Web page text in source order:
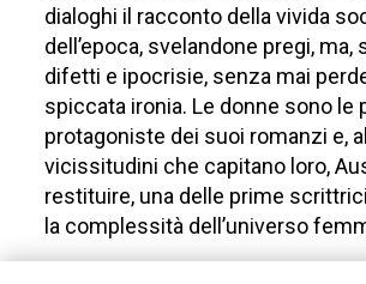
dialoghi il racconto della vivida
dell’epoca, svelandone pregi, ma,
difetti e ipocrisie, senza mai
spiccata ironia. Le donne sono le
protagoniste dei suoi romanzi e,
vicissitudini che capitano loro,
restituire, una delle prime
la complessità dell’universo